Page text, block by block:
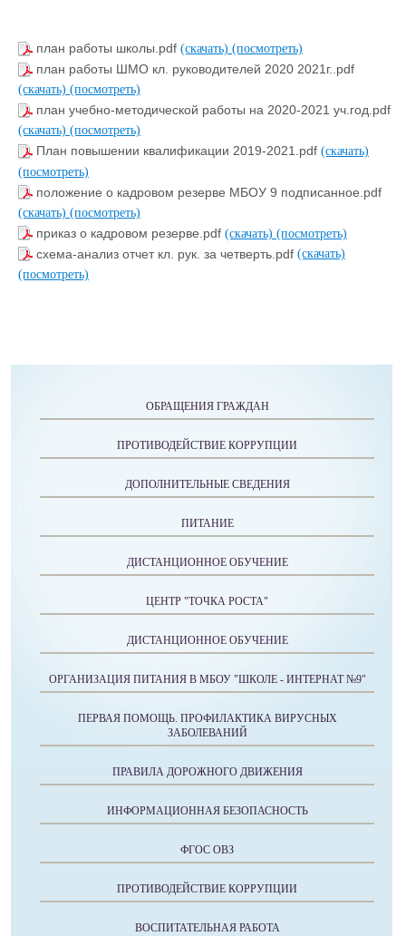
план работы школы.pdf (скачать) (посмотреть)
план работы ШМО кл. руководителей 2020 2021г..pdf
(скачать) (посмотреть)
план учебно-методической работы на 2020-2021 уч.год.pdf
(скачать) (посмотреть)
План повышении квалификации 2019-2021.pdf (скачать)
(посмотреть)
положение о кадровом резерве МБОУ 9 подписанное.pdf
(скачать) (посмотреть)
приказ о кадровом резерве.pdf (скачать) (посмотреть)
схема-анализ отчет кл. рук. за четверть.pdf (скачать)
(посмотреть)
ОБРАЩЕНИЯ ГРАЖДАН
ПРОТИВОДЕЙСТВИЕ КОРРУПЦИИ
ДОПОЛНИТЕЛЬНЫЕ СВЕДЕНИЯ
ПИТАНИЕ
ДИСТАНЦИОННОЕ ОБУЧЕНИЕ
ЦЕНТР "ТОЧКА РОСТА"
ДИСТАНЦИОННОЕ ОБУЧЕНИЕ
ОРГАНИЗАЦИЯ ПИТАНИЯ В МБОУ "ШКОЛЕ - ИНТЕРНАТ №9"
ПЕРВАЯ ПОМОЩЬ. ПРОФИЛАКТИКА ВИРУСНЫХ
ЗАБОЛЕВАНИЙ
ПРАВИЛА ДОРОЖНОГО ДВИЖЕНИЯ
ИНФОРМАЦИОННАЯ БЕЗОПАСНОСТЬ
ФГОС ОВЗ
ПРОТИВОДЕЙСТВИЕ КОРРУПЦИИ
ВОСПИТАТЕЛЬНАЯ РАБОТА